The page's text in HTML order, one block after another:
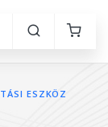
ESZKÖZ